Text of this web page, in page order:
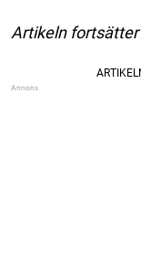
Artikeln